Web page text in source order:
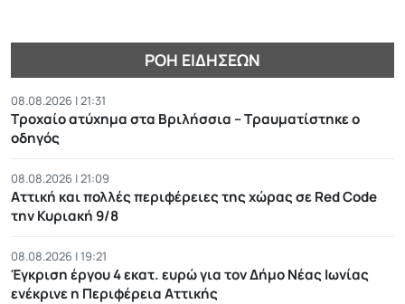
ΡΟΉ ΕΙΔΉΣΕΩΝ
08.08.2026 | 21:31
Τροχαίο ατύχημα στα Βριλήσσια – Τραυματίστηκε ο
οδηγός
08.08.2026 | 21:09
Αττική και πολλές περιφέρειες της χώρας σε Red Code
την Κυριακή 9/8
08.08.2026 | 19:21
Έγκριση έργου 4 εκατ. ευρώ για τον Δήμο Νέας Ιωνίας
ενέκρινε η Περιφέρεια Αττικής